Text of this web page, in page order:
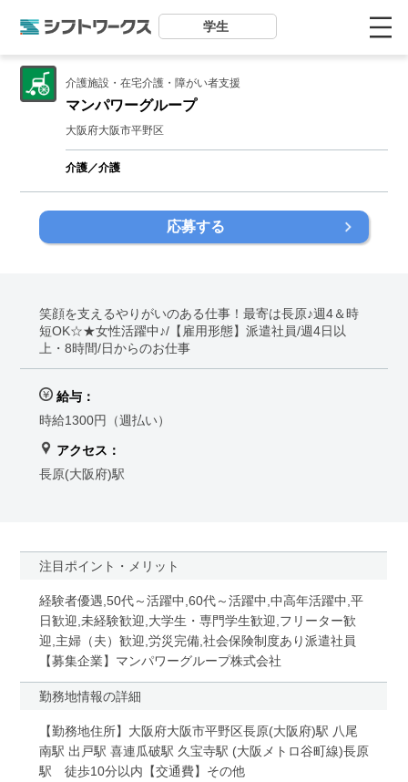
学生
介護施設・在宅介護・障がい者支援
マンパワーグループ
大阪府大阪市平野区
介護／介護
応募する
笑顔を支えるやりがいのある仕事！最寄は長原♪週4＆時
短OK☆★女性活躍中♪/【雇用形態】派遣社員/週4日以
上・8時間/日からのお仕事
給与：
時給1300円（週払い）
アクセス：
長原(大阪府)駅
注目ポイント・メリット
経験者優遇,50代～活躍中,60代～活躍中,中高年活躍中,平
日歓迎,未経験歓迎,大学生・専門学生歓迎,フリーター歓
迎,主婦（夫）歓迎,労災完備,社会保険制度あり派遣社員
【募集企業】マンパワーグループ株式会社
勤務地情報の詳細
【勤務地住所】大阪府大阪市平野区長原(大阪府)駅 八尾
南駅 出戸駅 喜連瓜破駅 久宝寺駅 (大阪メトロ谷町線)長原
駅 徒歩10分以内【交通費】その他